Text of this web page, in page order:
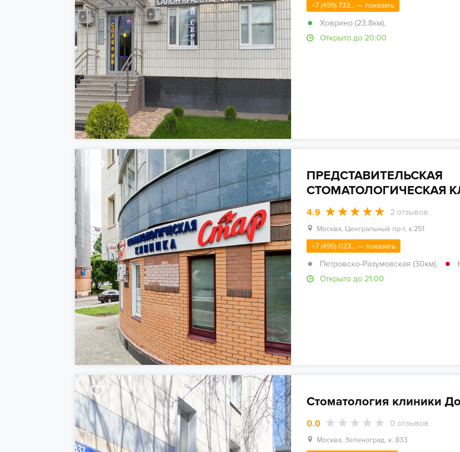
+7 (499) 733... — показать
Ховрино (23.8км),
Открыто до 20:00
ПРЕДСТАВИТЕЛЬСКАЯ
СТОМАТОЛОГИЧЕСКАЯ
4.9 2 отзывов
Москва, Центральный пр-т, к.251
+7 (495) 023... — показать
Петровско-Разумовская (30км),
Открыто до 21:00
Стоматология клиники
0.0 0 отзывов
Москва, Зеленоград, к. 833